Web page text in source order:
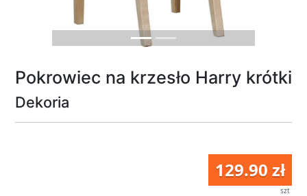
Pokrowiec na krzesło Harry krótki
Dekoria
129.90 zł
szt